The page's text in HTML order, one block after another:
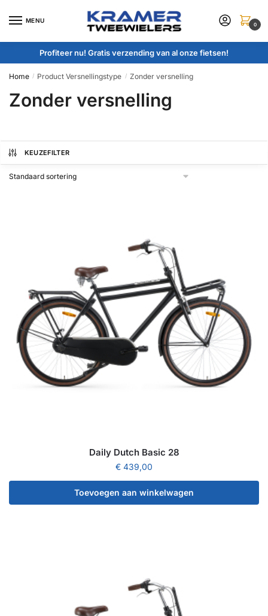
MENU
0
Profiteer nu! Gratis verzending van al onze fietsen!
Home / Product Versnellingstype / Zonder versnelling
Zonder versnelling
KEUZEFILTER
Daily Dutch Basic 28
€ 439,00
Toevoegen aan winkelwagen